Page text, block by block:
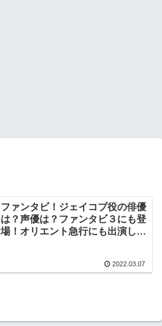
ファンタビ！ジェイコブ役の俳優
は？声優は？ファンタビ３にも登
場！オリエント急行にも出演して
2022.03.07